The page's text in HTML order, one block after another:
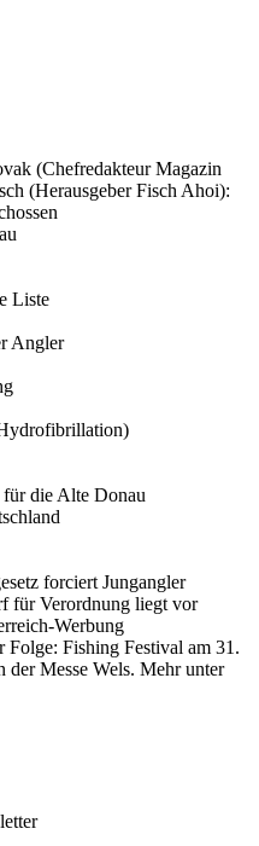
(Chefredakteur Magazin
(Herausgeber Fisch Ahoi):
Liste
Angler
die Alte Donau
forciert Jungangler
für Verordnung liegt vor
Werbung
Folge: Fishing Festival am 31.
der Messe Wels. Mehr unter